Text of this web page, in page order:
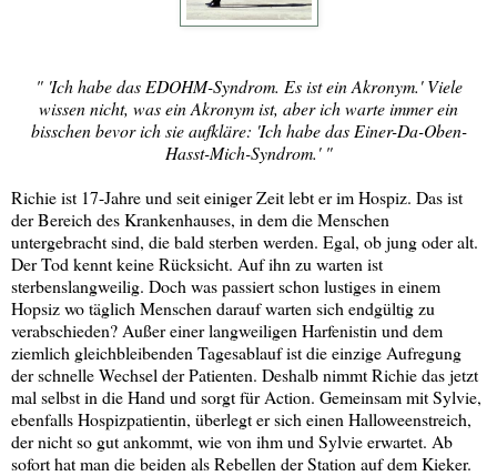
" 'Ich habe das EDOHM-Syndrom. Es ist ein Akronym.' Viele
wissen nicht, was ein Akronym ist, aber ich warte immer ein
bisschen bevor ich sie aufkläre: 'Ich habe das Einer-Da-Oben-
Hasst-Mich-Syndrom.' "
Richie ist 17-Jahre und seit einiger Zeit lebt er im Hospiz. Das ist
der Bereich des Krankenhauses, in dem die Menschen
untergebracht sind, die bald sterben werden. Egal, ob jung oder alt.
Der Tod kennt keine Rücksicht. Auf ihn zu warten ist
sterbenslangweilig. Doch was passiert schon lustiges in einem
Hopsiz wo täglich Menschen darauf warten sich endgültig zu
verabschieden? Außer einer langweiligen Harfenistin und dem
ziemlich gleichbleibenden Tagesablauf ist die einzige Aufregung
der schnelle Wechsel der Patienten. Deshalb nimmt Richie das jetzt
mal selbst in die Hand und sorgt für Action. Gemeinsam mit Sylvie,
ebenfalls Hospizpatientin, überlegt er sich einen Halloweenstreich,
der nicht so gut ankommt, wie von ihm und Sylvie erwartet. Ab
sofort hat man die beiden als Rebellen der Station auf dem Kieker.